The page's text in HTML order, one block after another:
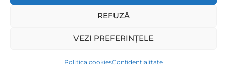
REFUZĂ
VEZI PREFERINȚELE
Politica cookiesConfidentialitate
© 2026 Afaceri.net. Toate drepturile rezervate.